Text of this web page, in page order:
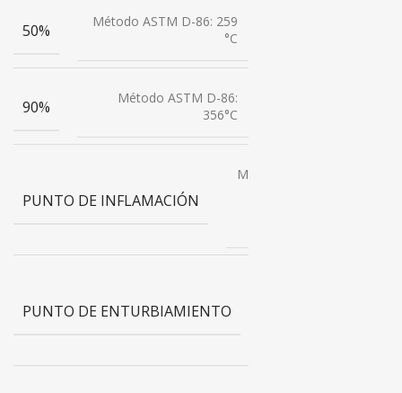
50%
Método ASTM D-86: 259
°C
90%
Método ASTM D-86:
356°C
PUNTO DE INFLAMACIÓN
Método
PUNTO DE ENTURBIAMIENTO